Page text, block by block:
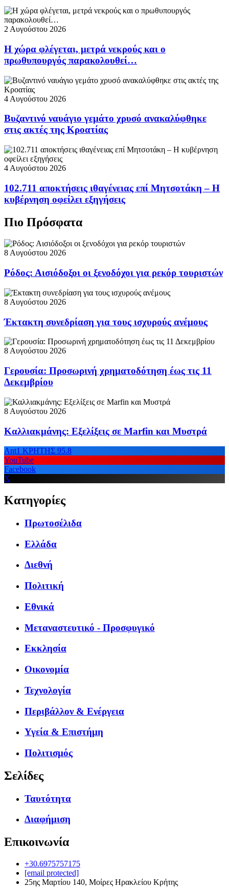
2 Αυγούστου 2026
Η χώρα φλέγεται, μετρά νεκρούς και ο
πρωθυπουργός παρακολουθεί…
4 Αυγούστου 2026
Βυζαντινό ναυάγιο γεμάτο χρυσό ανακαλύφθηκε
στις ακτές της Κροατίας
4 Αυγούστου 2026
102.711 αποκτήσεις ιθαγένειας επί Μητσοτάκη – Η
κυβέρνηση οφείλει εξηγήσεις
Πιο Πρόσφατα
8 Αυγούστου 2026
Ρόδος: Αισιόδοξοι οι ξενοδόχοι για ρεκόρ τουριστών
8 Αυγούστου 2026
Έκτακτη συνεδρίαση για τους ισχυρούς ανέμους
8 Αυγούστου 2026
Γερουσία: Προσωρινή χρηματοδότηση έως τις 11
Δεκεμβρίου
8 Αυγούστου 2026
Καλλιακμάνης: Εξελίξεις σε Marfin και Μυστρά
Ant1 ΚΡΗΤΗΣ 95.8
YouTube
Facebook
X
Κατηγορίες
Πρωτοσέλιδα
Ελλάδα
Διεθνή
Πολιτική
Εθνικά
Μεταναστευτικό - Προσφυγικό
Εκκλησία
Οικονομία
Τεχνολογία
Περιβάλλον & Ενέργεια
Υγεία & Επιστήμη
Πολιτισμός
Σελίδες
Ταυτότητα
Διαφήμιση
Επικοινωνία
+30.6975757175
[email protected]
25ης Μαρτίου 140, Μοίρες Ηρακλείου Κρήτης